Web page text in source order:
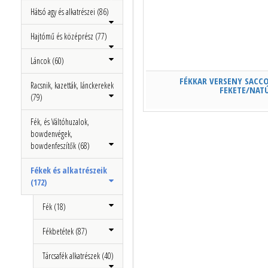
Hátsó agy és alkatrészei (86)
Hajtómű és középrész (77)
Láncok (60)
Racsnik, kazetták, lánckerekek
(79)
Fék, és Váltóhuzalok,
bowdenvégek,
bowdenfeszítők (68)
Fékek és alkatrészeik
(172)
Fék (18)
Fékbetétek (87)
Tárcsafék alkatrészek (40)
FÉKKAR VERSENY
FEKETE/